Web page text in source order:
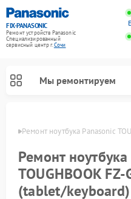
FIX-PANASONIC
Ремонт устройств Panasonic
Специализированный
cервисный центр г.Сочи
Мы ремонтируем
Сочи Ремонт ноутбука Panasonic
Ремонт
TOUGHBOOK FZ-
(tablet/